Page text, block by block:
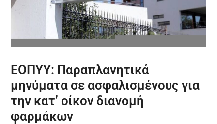
ΕΟΠΥΥ: Παραπλανητικά
μηνύματα σε ασφαλισμένους για
την κατ’ οίκον διανομή
φαρμάκων